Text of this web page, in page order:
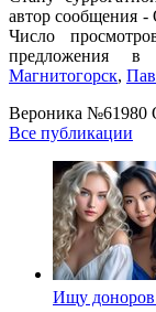
автор сообщения -
Число
предложения
Магнитогорск,
Вероника №61980
Все публикации
Ищу